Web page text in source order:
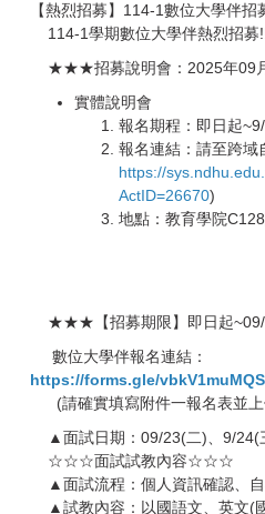
【熱烈招募】114-1數位大學伴招
114-1學期數位大學伴熱烈招募
★★★招募說明會：2025年09
實體說明會
報名期程：即日起
報名連結：請至跨域
https://
ActID=26670)
地點：教育學院
★★★【招募期限】即日起~09/
數位大學伴報名連結：
https://forms.gle/
(請確實填寫附件一報名表並上
▲面試日期：09/23(二)、9/24(
☆☆☆面試試教內容☆☆☆
▲面試流程：個人資訊確認、自
▲試教內容：以國語文、英文(